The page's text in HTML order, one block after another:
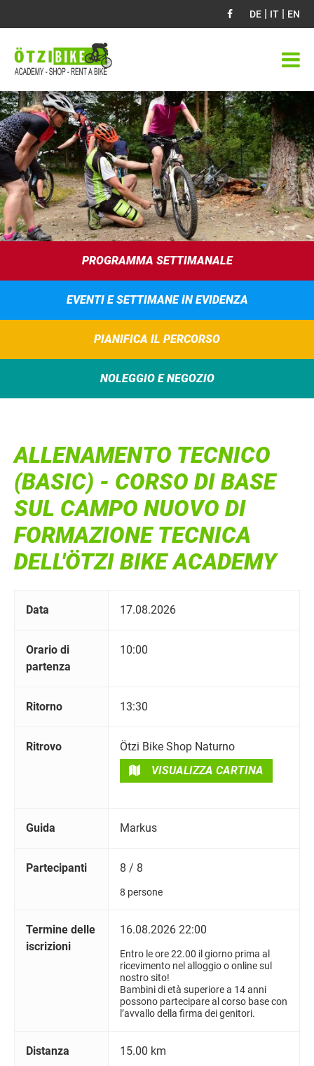
DE | IT | EN
PROGRAMMA SETTIMANALE
EVENTI E SETTIMANE IN EVIDENZA
PIANIFICA IL PERCORSO
NOLEGGIO E NEGOZIO
ALLENAMENTO TECNICO
(BASIC) - CORSO DI BASE
SUL CAMPO NUOVO DI
FORMAZIONE TECNICA
DELL'ÖTZI BIKE ACADEMY
Data 17.08.2026
Orario di
partenza
10:00
Ritorno 13:30
Ritrovo
Ötzi Bike Shop Naturno
VISUALIZZA CARTINA
Guida Markus
Partecipanti 8 / 8
8 persone
Termine delle
iscrizioni
16.08.2026 22:00
Entro le ore 22.00 il giorno prima al
ricevimento nel alloggio o online sul
nostro sito!
Bambini di età superiore a 14 anni
possono partecipare al corso base con
l’avvallo della firma dei genitori.
Distanza 15.00 km